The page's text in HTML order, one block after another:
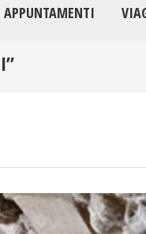
APPUNTAMENTI